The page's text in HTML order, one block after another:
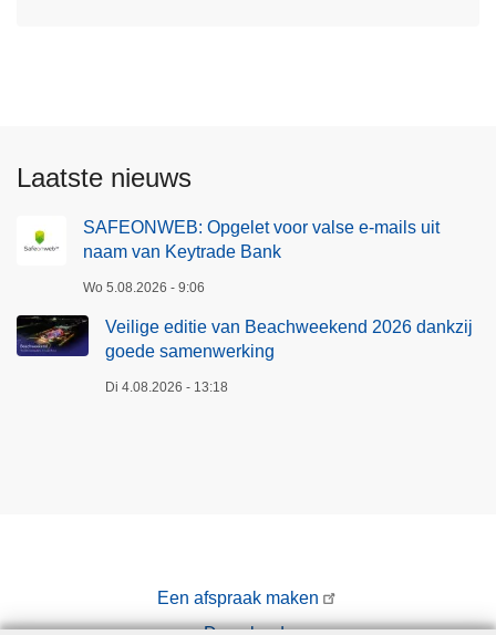
Laatste nieuws
SAFEONWEB: Opgelet voor valse e-mails uit
naam van Keytrade Bank
Wo 5.08.2026 - 9:06
Veilige editie van Beachweekend 2026 dankzij
goede samenwerking
Di 4.08.2026 - 13:18
Een afspraak maken